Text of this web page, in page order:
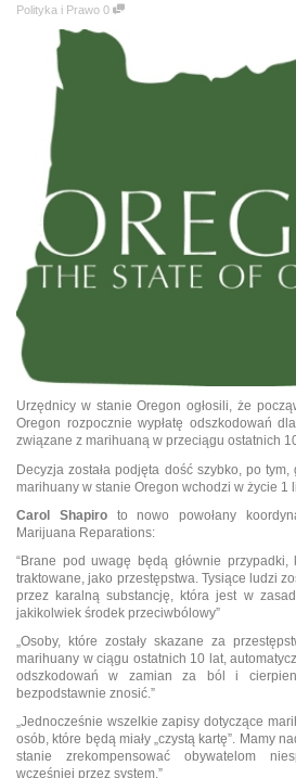
Polityka i Prawo 0
Urzędnicy w stanie Oregon ogłosili, że
Oregon rozpocznie wypłatę odszkodowań
związane z marihuaną w przeciągu ostatnich
Decyzja została podjęta dość szybko, po
marihuany w stanie Oregon wchodzi w życie 1
Carol Shapiroto nowo powołany
Marijuana Reparations:
“Brane pod uwagę będą głównie
traktowane, jako przestępstwa. Tysiące ludzi
przez karalną substancję, która jest w
jakikolwiek środek przeciwbólowy”
„Osoby, które zostały skazane za
marihuany w ciągu ostatnich 10 lat,
odszkodowań w zamian za ból i
bezpodstawnie znosić.”
„Jednocześnie wszelkie zapisy dotyczące
osób, które będą miały „czystą kartę”. Mamy
stanie zrekompensować obywatelom
wcześniej przez system.”